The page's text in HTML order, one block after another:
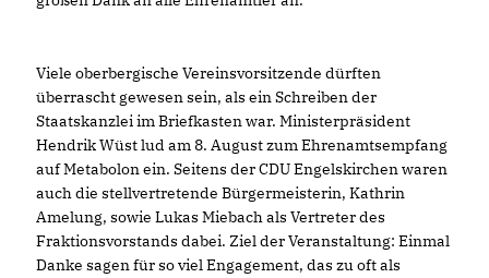
Viele oberbergische Vereinsvorsitzende dürften
überrascht gewesen sein, als ein Schreiben der
Staatskanzlei im Briefkasten war. Ministerpräsident
Hendrik Wüst lud am 8. August zum Ehrenamtsempfang
auf Metabolon ein. Seitens der CDU Engelskirchen waren
auch die stellvertretende Bürgermeisterin, Kathrin
Amelung, sowie Lukas Miebach als Vertreter des
Fraktionsvorstands dabei. Ziel der Veranstaltung: Einmal
Danke sagen für so viel Engagement, das zu oft als